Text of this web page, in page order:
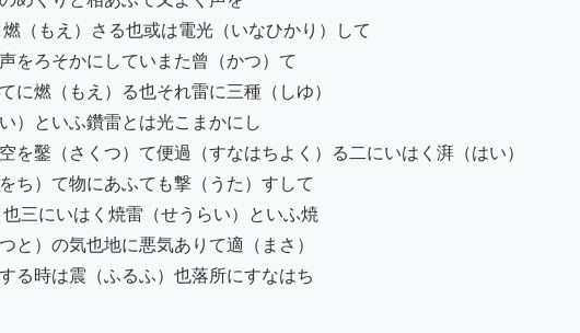
（もえ）さる也或は電光（いなひかり）して
をろそかにしていまた曾（かつ）て
燃（もえ）る也それ雷に三種（しゆ）
）といふ鑽雷とは光こまかにし
鑿（さくつ）て便過（すなはちよく）る二にいはく湃（はい）
ち）て物にあふても撃（うた）すして
三にいはく焼雷（せうらい）といふ焼
）の気也地に悪気ありて適（まさ）
る時は震（ふるふ）也落所にすなはち